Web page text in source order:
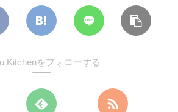
Kitchenをフォローする